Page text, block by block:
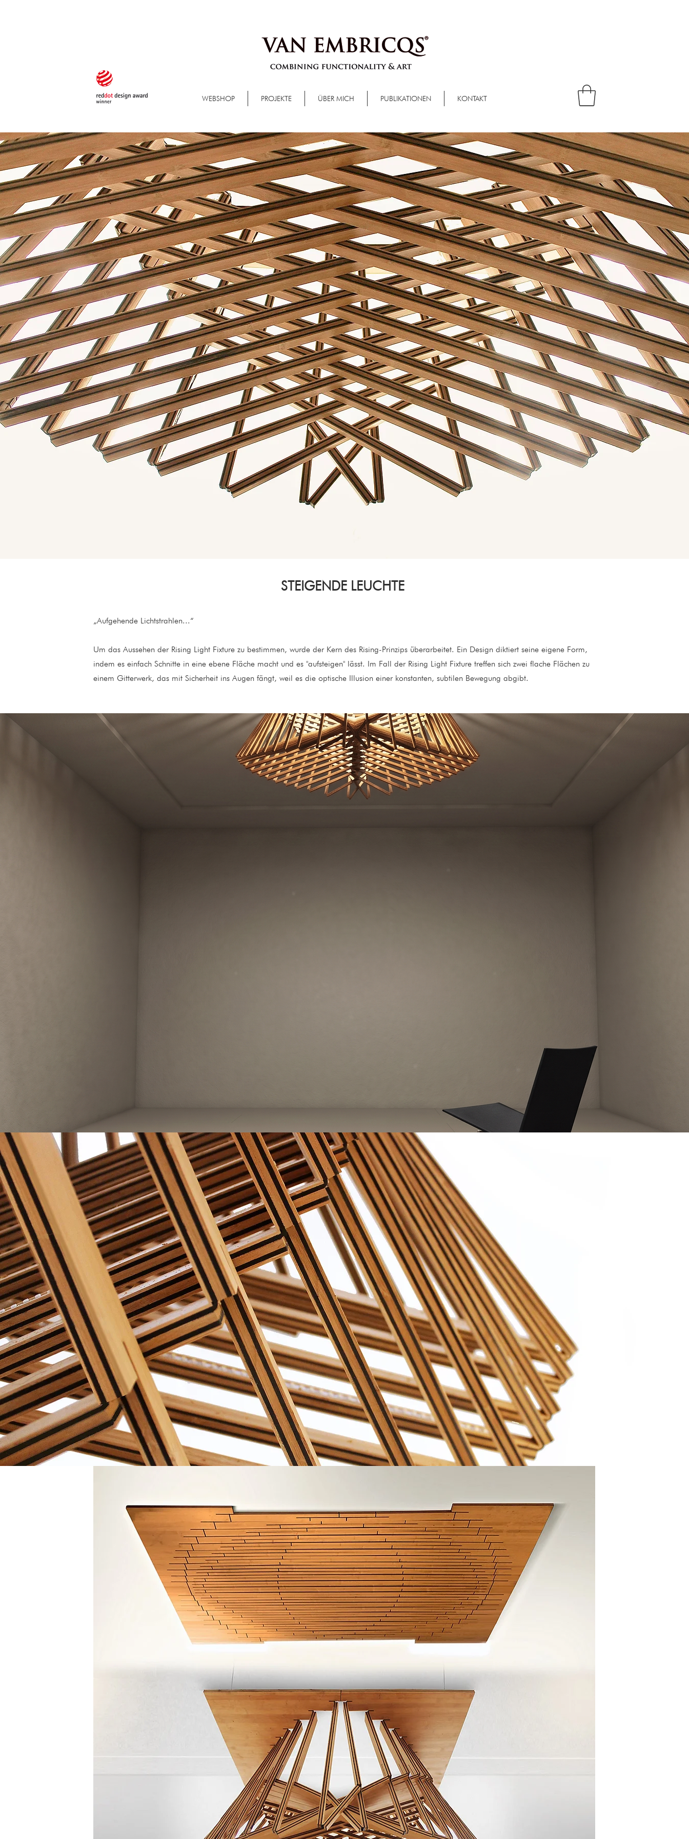
WEBSHOP PROJEKTE ÜBER MICH PUBLIKATIONEN KONTAKT
STEIGENDE LEUCHTE
„Aufgehende Lichtstrahlen...“
Um das Aussehen der Rising Light Fixture zu bestimmen, wurde der Kern des Rising-Prinzips überarbeitet. Ein Design diktiert seine eigene Form,
indem es einfach Schnitte in eine ebene Fläche macht und es "aufsteigen" lässt. Im Fall der Rising Light Fixture treffen sich zwei flache Flächen zu
einem Gitterwerk, das mit Sicherheit ins Augen fängt, weil es die optische Illusion einer konstanten, subtilen Bewegung abgibt.